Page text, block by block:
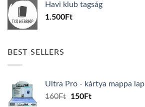
600Ft.100Ft.
Havi klub tagság
1.500Ft
BEST SELLERS
Ultra Pro - kártya mappa lap
160Ft
Original
150FtCurrent